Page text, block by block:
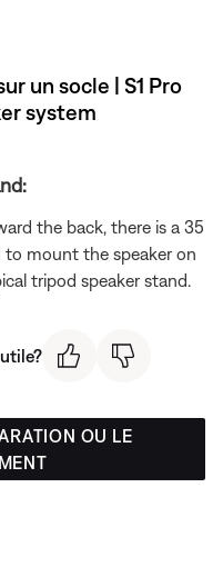
un socle | S1 Pro
system
the back, there is a 35
mount the speaker on
tripod speaker stand.
OU LE